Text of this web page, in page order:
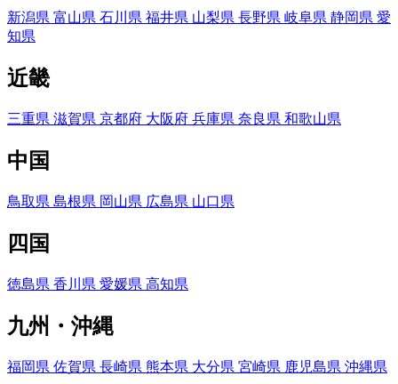
新潟県 富山県 石川県 福井県 山梨県 長野県 岐阜県 静岡県 愛
知県
近畿
三重県 滋賀県 京都府 大阪府 兵庫県 奈良県 和歌山県
中国
鳥取県 島根県 岡山県 広島県 山口県
四国
徳島県 香川県 愛媛県 高知県
九州・沖縄
福岡県 佐賀県 長崎県 熊本県 大分県 宮崎県 鹿児島県 沖縄県